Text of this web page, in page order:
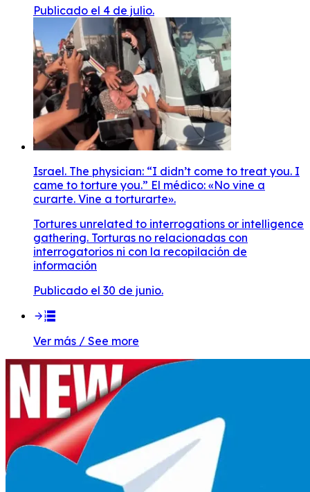
Publicado el 4 de julio.
Israel. The physician: “I didn’t come to treat you. I
came to torture you.” El médico: «No vine a
curarte. Vine a torturarte».
Tortures unrelated to interrogations or intelligence
gathering. Torturas no relacionadas con
interrogatorios ni con la recopilación de
información
Publicado el 30 de junio.
Ver más / See more